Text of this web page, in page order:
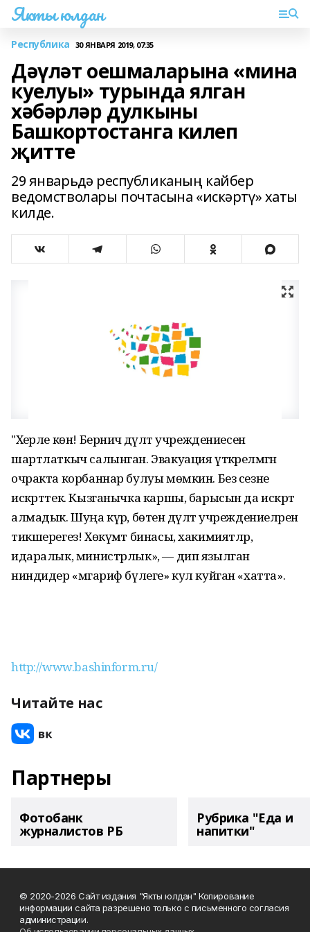
Якты юлдан
Республика 30 ЯНВАРЯ 2019, 07:35
Дәүләт оешмаларына «мина
куелуы» турында ялган
хәбәрләр дулкыны
Башкортостанга килеп
җитте
29 январьдә республиканың кайбер
ведомстволары почтасына «искәртү» хаты
килде.
"Хәерле көн! Берничә дәүләт учреждениесенә
шартлаткыч салынган. Эвакуация үткәрелмәгән
очракта корбаннар булуы мөмкин. Без сезне
искәрттек. Кызганычка каршы, барысын да искәртә
алмадык. Шуңа күрә, бөтен дәүләт учреждениеләрен
тикшерегез! Хөкүмәт бинасы, хакимиятләр,
идаралык, министрлык», — дип язылган
ниндидер «мәгариф бүлеге» кул куйган «хатта».
http://www.bashinform.ru/
Читайте нас
Партнеры
Фотобанк
журналистов РБ
Рубрика "Еда и
напитки"
© 2020-2026 Сайт издания "Якты юлдан" Копирование
информации сайта разрешено только с письменного согласия
администрации.